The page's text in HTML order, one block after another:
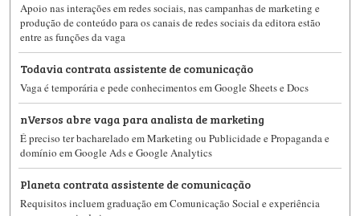
Apoio nas interações em redes sociais, nas campanhas de marketing e
produção de conteúdo para os canais de redes sociais da editora estão
entre as funções da vaga
Todavia contrata assistente de comunicação
Vaga é temporária e pede conhecimentos em Google Sheets e Docs
nVersos abre vaga para analista de marketing
É preciso ter bacharelado em Marketing ou Publicidade e Propaganda e
domínio em Google Ads e Google Analytics
Planeta contrata assistente de comunicação
Requisitos incluem graduação em Comunicação Social e experiência